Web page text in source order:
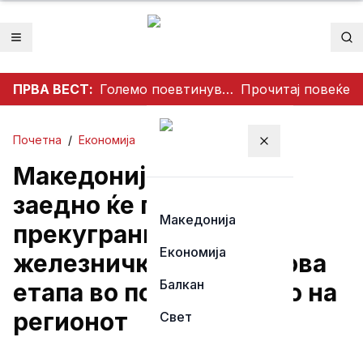
Отвори мени
ПРВА ВЕСТ: Големо поевтинување на горивата од полноќ Прочитај повеќе
Затвори мени
Македонија
Економија
Балкан
Свет
Почетна / Економија
Македонија и Бугарија
заедно ќе градат
прекуграничен
железнички тунел – нова
етапа во поврзувањето на
регионот